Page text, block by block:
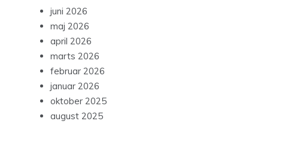
juni 2026
maj 2026
april 2026
marts 2026
februar 2026
januar 2026
oktober 2025
august 2025